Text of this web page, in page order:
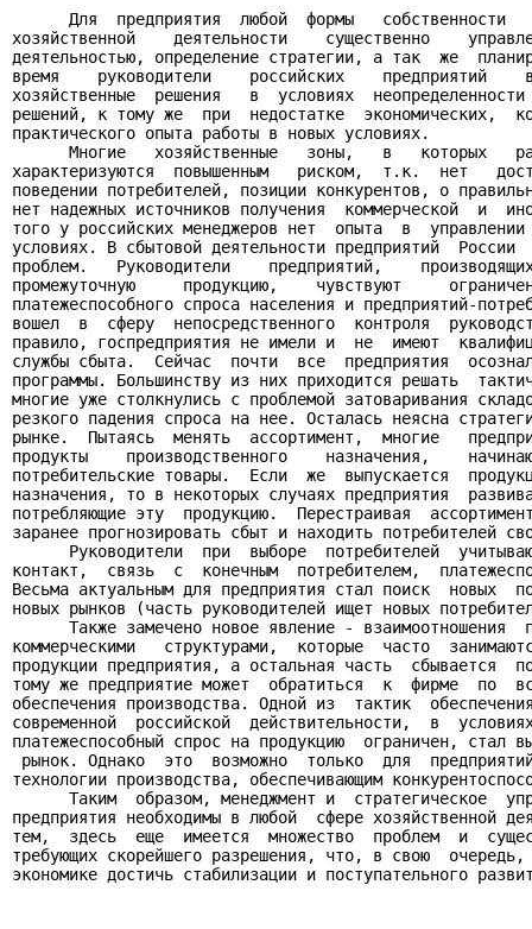
Для  предприятия  любой  формы   собственности
хозяйственной    деятельности    существенно
деятельностью, определение стратегии, а так  же
время    руководители    российских    предприятий
хозяйственные  решения   в  условиях
решений, к тому же  при  недостатке  экономических,
практического опыта работы в новых условиях.
Многие   хозяйственные   зоны,   в   которых
характеризуются  повышенным   риском,  т.к.  нет
поведении потребителей, позиции конкурентов, о
нет надежных источников получения  коммерческой  и
того у российских менеджеров нет  опыта  в
условиях. В сбытовой деятельности предприятий  России
проблем.   Руководители    предприятий,
промежуточную     продукцию,    чувствуют
платежеспособного спроса населения и предприятий-
вошел  в  сферу  непосредственного  контроля
правило, госпредприятия не имели и  не  имеют
службы сбыта.  Сейчас  почти  все  предприятия
программы. Большинству из них приходится решать
многие уже столкнулись с проблемой затоваривания
резкого падения спроса на нее. Осталась неясна
рынке.  Пытаясь  менять  ассортимент,  многие
продукты    производственного    назначения,
потребительские товары.  Если  же  выпускается
назначения, то в некоторых случаях предприятия
потребляющие эту  продукцию.  Перестраивая
заранее прогнозировать сбыт и находить потребителей
Руководители  при  выборе  потребителей
контакт,  связь  с  конечным  потребителем,
Весьма актуальным для предприятия стал поиск  новых
новых рынков (часть руководителей ищет новых
Также замечено новое явление - взаимоотношения
коммерческими   структурами,  которые  часто
продукции предприятия, а остальная часть  сбывается
тому же предприятие может  обратиться  к  фирме  по
обеспечения производства. Одной из  тактик
современной  российской  действительности,  в
платежеспособный спрос на продукцию  ограничен, стал
рынок. Однако  это  возможно  только  для
технологии производства, обеспечивающим
Таким  образом, менеджмент и  стратегическое
предприятия необходимы в любой  сфере хозяйственной
тем,  здесь  еще  имеется  множество  проблем  и
требующих скорейшего разрешения, что, в свою
экономике достичь стабилизации и поступательного